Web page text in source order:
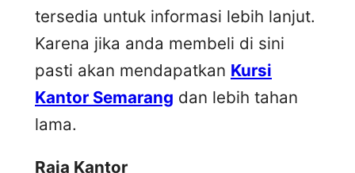
tersedia untuk informasi lebih lanjut.
Karena jika anda membeli di sini
pasti akan mendapatkan Kursi
Kantor Semarang dan lebih tahan
lama.
Raja Kantor